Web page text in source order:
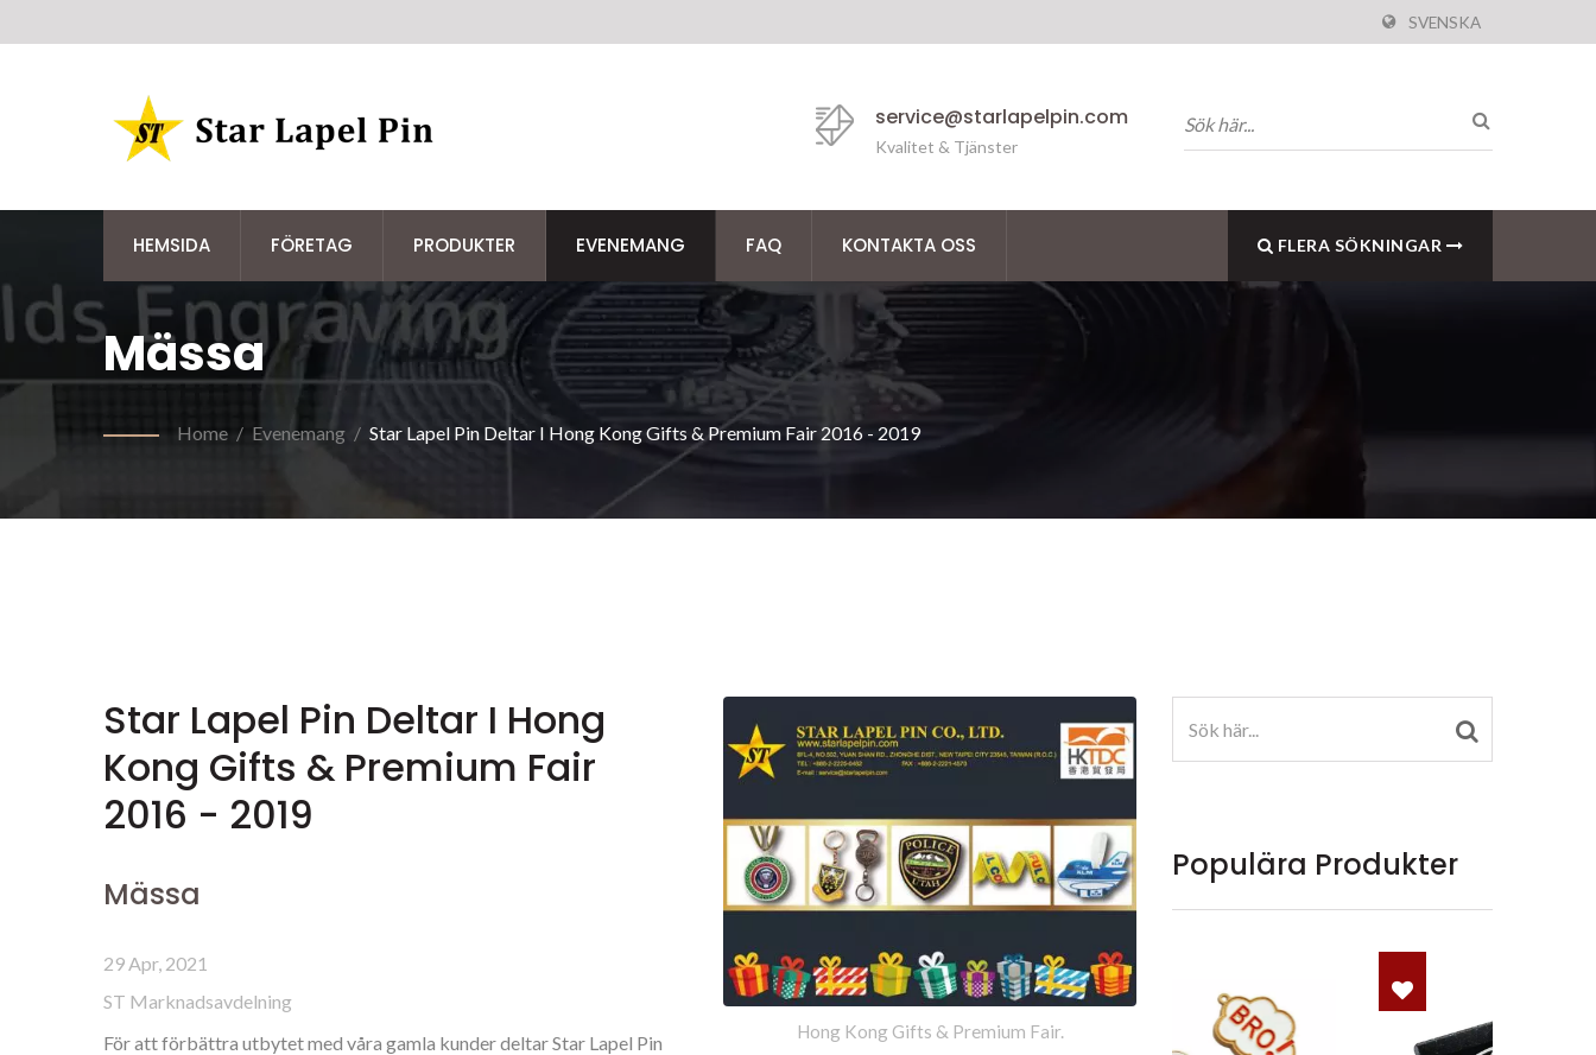
SVENSKA
service@starlapelpin.com
Kvalitet & Tjänster
HEMSIDA FÖRETAG PRODUKTER EVENEMANG FAQ KONTAKTA OSS FLERA SÖKNINGAR
Mässa
Home / Evenemang / Star Lapel Pin Deltar I Hong Kong Gifts & Premium Fair 2016 - 2019
Hong Kong Gifts & Premium Fair.
Star Lapel Pin Deltar I Hong
Kong Gifts & Premium Fair
2016 - 2019
Mässa
29 Apr, 2021
ST Marknadsavdelning
För att förbättra utbytet med våra gamla kunder deltar Star Lapel Pin
Populära Produkter